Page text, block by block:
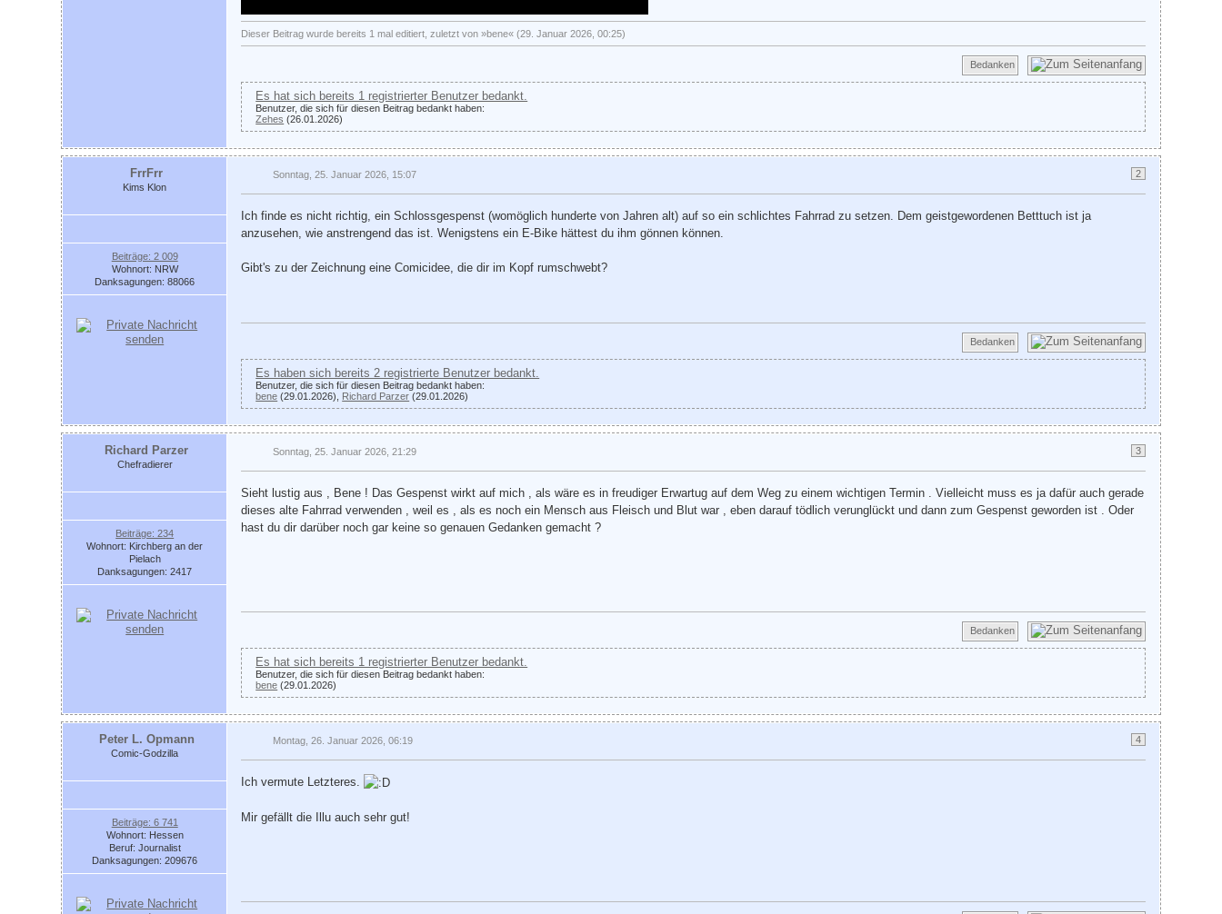
Dieser Beitrag wurde bereits 1 mal editiert, zuletzt von »bene« (29. Januar 2026, 00:25)
Bedanken
Es hat sich bereits 1 registrierter Benutzer bedankt.
Benutzer, die sich für diesen Beitrag bedankt haben:
Zehes (26.01.2026)
FrrFrr
Kims Klon
Beiträge: 2 009
Wohnort: NRW
Danksagungen: 88066
2
Sonntag, 25. Januar 2026, 15:07
Ich finde es nicht richtig, ein Schlossgespenst (womöglich hunderte von Jahren alt) auf so ein schlichtes Fahrrad zu setzen. Dem geistgewordenen Betttuch ist ja
anzusehen, wie anstrengend das ist. Wenigstens ein E-Bike hättest du ihm gönnen können.
Gibt's zu der Zeichnung eine Comicidee, die dir im Kopf rumschwebt?
Bedanken
Es haben sich bereits 2 registrierte Benutzer bedankt.
Benutzer, die sich für diesen Beitrag bedankt haben:
bene (29.01.2026), Richard Parzer (29.01.2026)
Richard Parzer
Chefradierer
Beiträge: 234
Wohnort: Kirchberg an der
Pielach
Danksagungen: 2417
3
Sonntag, 25. Januar 2026, 21:29
Sieht lustig aus , Bene ! Das Gespenst wirkt auf mich , als wäre es in freudiger Erwartug auf dem Weg zu einem wichtigen Termin . Vielleicht muss es ja dafür auch gerade
dieses alte Fahrrad verwenden , weil es , als es noch ein Mensch aus Fleisch und Blut war , eben darauf tödlich verunglückt und dann zum Gespenst geworden ist . Oder
hast du dir darüber noch gar keine so genauen Gedanken gemacht ?
Bedanken
Es hat sich bereits 1 registrierter Benutzer bedankt.
Benutzer, die sich für diesen Beitrag bedankt haben:
bene (29.01.2026)
Peter L. Opmann
Comic-Godzilla
Beiträge: 6 741
Wohnort: Hessen
Beruf: Journalist
Danksagungen: 209676
4
Montag, 26. Januar 2026, 06:19
Ich vermute Letzteres.
Mir gefällt die Illu auch sehr gut!